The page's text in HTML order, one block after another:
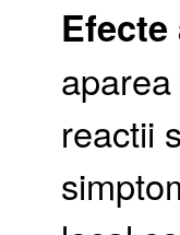
reactii